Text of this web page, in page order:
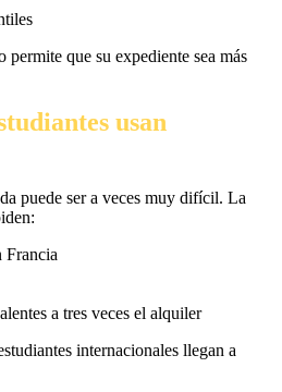
permite que su expediente sea más
usan
puede ser a veces muy difícil. La
Francia
a tres veces el alquiler
internacionales llegan a